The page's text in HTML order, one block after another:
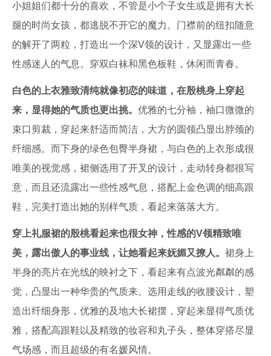
小姐姐们都十分的喜欢，不管是小个子女生或是拥有大长
腿的时尚女孩，都逃脱不开它的魔力。门襟前的纽扣随意
的解开了两粒，打造出一个深V领的设计，又显露出一些
性感迷人的气息。穿双白袜和黑色板鞋，休闲而青春。
白色的上衣雅致清纯就像初恋的味道，在殷桃身上穿起
来，显得她的气质也更出挑。 优雅的七分袖，袖口微微的
束口剪裁，穿起来舒适而简洁，大方的圆领凸显出脖颈的
纤细感。而下身的绿色包臀半身裙，与白色的上衣形成很
唯美的视觉感，裙侧选用了开叉的设计，走动转身都很写
意，而且还流露出一些性感气息，搭配上金色调的细高跟
鞋，完美打造出她的别样气质，看起来落落大方。
穿上礼服裙的殷桃看起来也很女神，性感的V领精致唯
美，露出傲人的事业线，让她看起来妩媚又撩人。 裙身上
半身的亮片在光线的映衬之下，看起来有点波光粼粼的感
觉，凸显出一种华贵的气质来。选用走线的收腰设计，塑
造出纤细身形，优雅的及地大长裙摆，穿起来显得气质优
雅，搭配高跟鞋以及精致的妆容和丸子头，整体穿搭尽显
气场感，而且超级的有名媛风情。